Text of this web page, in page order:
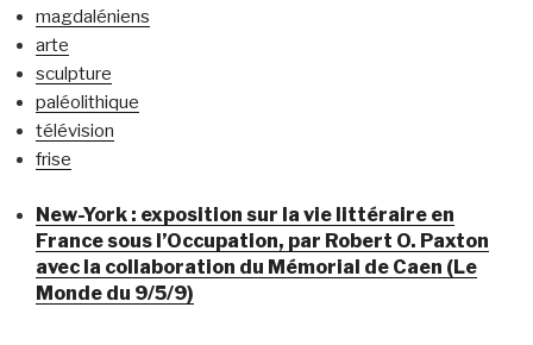
magdaléniens
arte
sculpture
paléolithique
télévision
frise
New-York : exposition sur la vie littéraire en
France sous l’Occupation, par Robert O. Paxton
avec la collaboration du Mémorial de Caen (Le
Monde du 9/5/9)